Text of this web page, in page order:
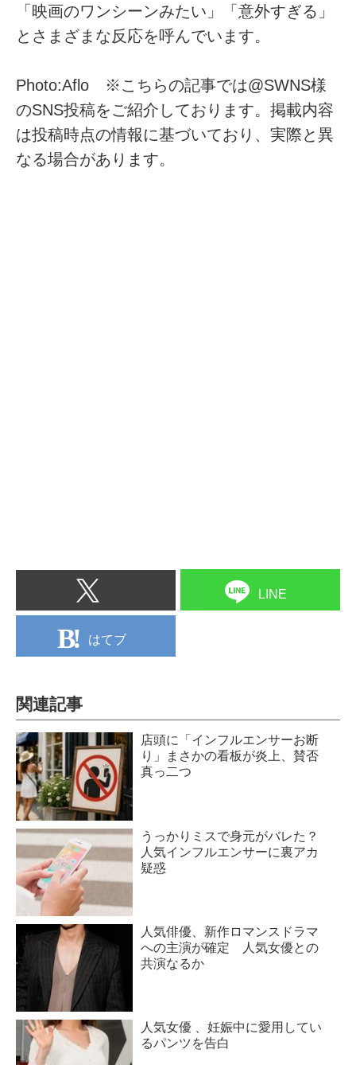
「映画のワンシーンみたい」「意外すぎる」
とさまざまな反応を呼んでいます。
Photo:Aflo ※こちらの記事では@SWNS様
のSNS投稿をご紹介しております。掲載内容
は投稿時点の情報に基づいており、実際と異
なる場合があります。
LINE
はてブ
関連記事
店頭に「インフルエンサーお断
り」まさかの看板が炎上、賛否
真っ二つ
うっかりミスで身元がバレた？
人気インフルエンサーに裏アカ
疑惑
人気俳優、新作ロマンスドラマ
への主演が確定 人気女優との
共演なるか
人気女優 、妊娠中に愛用してい
るパンツを告白